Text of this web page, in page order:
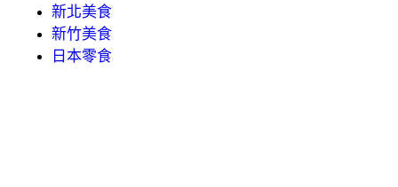
新北美食
新竹美食
日本零食